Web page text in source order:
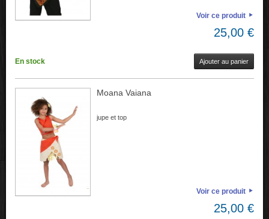
Voir ce produit
25,00 €
En stock Ajouter au panier
Moana Vaiana
jupe et top
Voir ce produit
25,00 €